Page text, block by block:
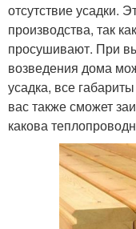
отсутствие усадки.
производства, так
просушивают. При
возведения дома
усадка, все
вас также сможет
какова